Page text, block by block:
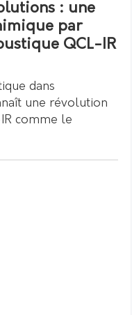
: une
par
QCL-IR
dans
une révolution
comme le